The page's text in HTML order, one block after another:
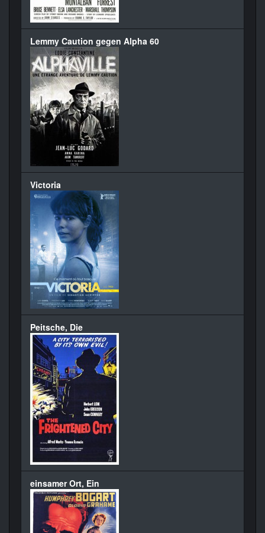
Lemmy Caution gegen Alpha 60
Victoria
Peitsche, Die
einsamer Ort, Ein